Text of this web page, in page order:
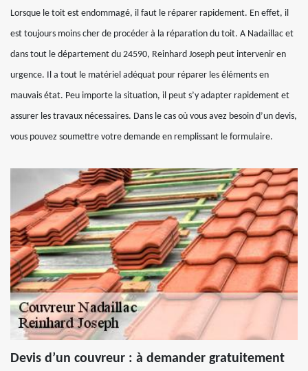
Lorsque le toit est endommagé, il faut le réparer rapidement. En effet, il
est toujours moins cher de procéder à la réparation du toit. A Nadaillac et
dans tout le département du 24590, Reinhard Joseph peut intervenir en
urgence. Il a tout le matériel adéquat pour réparer les éléments en
mauvais état. Peu importe la situation, il peut s’y adapter rapidement et
assurer les travaux nécessaires. Dans le cas où vous avez besoin d’un devis,
vous pouvez soumettre votre demande en remplissant le formulaire.
Devis d’un couvreur : à demander gratuitement